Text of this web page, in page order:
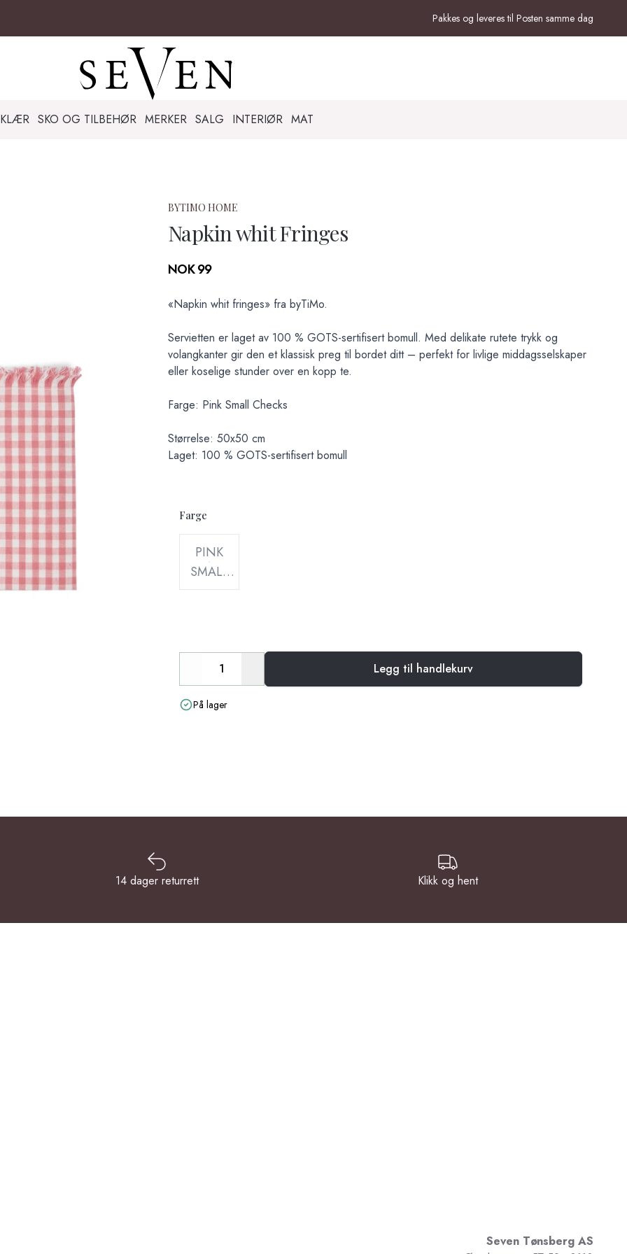
Pakkes og leveres til Posten samme dag
KLÆR SKO OG TILBEHØR MERKER SALG INTERIØR MAT
BYTIMO HOME
Napkin whit Fringes
Produktdetaljer
NOK 99
Description
«Napkin whit fringes» fra byTiMo.
Servietten er laget av 100 % GOTS-sertifisert bomull. Med delikate rutete trykk og
volangkanter gir den et klassisk preg til bordet ditt – perfekt for livlige middagsselskaper
eller koselige stunder over en kopp te.
Farge: Pink Small Checks
Størrelse: 50x50 cm
Laget: 100 % GOTS-sertifisert bomull
Farge
Velg en Farge
PINK
SMALL
CHECKS
Decrease Legg til handlekurv
På lager
14 dager returrett Klikk og hent
Seven Tønsberg AS